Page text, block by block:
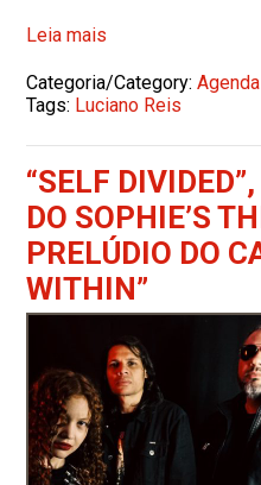
Leia mais
Categoria/Category:Agenda
Tags: Luciano Reis
“SELF
DO SOPHIE’S
PRELÚDIO DO
WITHIN”